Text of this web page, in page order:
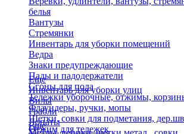
белья
Вантузы
Стремянки
Инвентарь для уборки помещений
Ведра
Знаки предупреждающие
Пады и падодержатели
Сгоны для пола
Тележки уборочные, отжимы,
Флаундеры, ручки, мопы
Щетки, совки для подметания,
Отжим для тележек
Еще
Инвентарь для уборки улиц
Вилы
Грабли
Лопаты
Еще